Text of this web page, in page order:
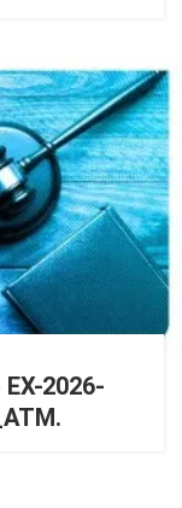
EX-2026-